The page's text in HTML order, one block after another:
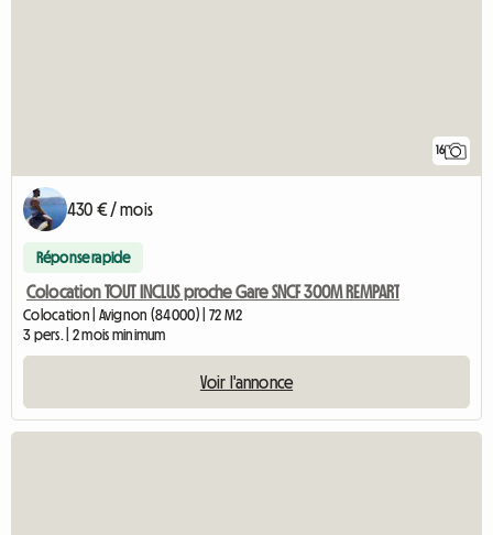
16
430 € / mois
Réponse rapide
Colocation TOUT INCLUS proche Gare SNCF 300M REMPART
Colocation | Avignon (84000) | 72 M2
3 pers. | 2 mois minimum
Voir l'annonce